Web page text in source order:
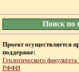
Поиск по
Проект осуществляется
поддержке:
Геологического
РФФИ